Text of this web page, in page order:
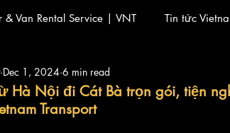
& Van Rental Service | VNT Tin tức
Hà Nội đi Cát Bà trọn gói, tiện
Transport
Dec 1, 2024 6 min read